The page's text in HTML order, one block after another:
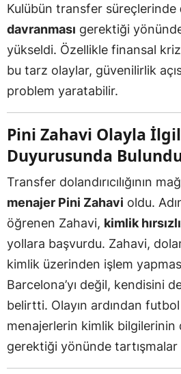
Kulübün transfer süreçlerinde
davranması gerektiği
yükseldi. Özellikle finansal
bu tarz olaylar, güvenilirlik
problem yaratabilir.
Pini Zahavi Olayla
Duyurusunda
Transfer dolandırıcılığının
menajer Pini Zahavi oldu.
öğrenen Zahavi, kimlik
yollara başvurdu. Zahavi,
kimlik üzerinden işlem
Barcelona’yı değil, kendisini
belirtti. Olayın ardından
menajerlerin kimlik bilgilerinin
gerektiği yönünde tartışmalar